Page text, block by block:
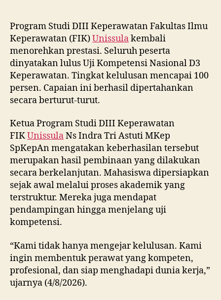
Program Studi DIII Keperawatan Fakultas Ilmu
Keperawatan (FIK)Unissulakembali
menorehkan prestasi. Seluruh peserta
dinyatakan lulus Uji Kompetensi Nasional D3
Keperawatan. Tingkat kelulusan mencapai 100
persen. Capaian ini berhasil dipertahankan
secara berturut-turut.
Ketua Program Studi DIII Keperawatan
FIKUnissulaNs Indra Tri Astuti MKep
SpKepAn mengatakan keberhasilan tersebut
merupakan hasil pembinaan yang dilakukan
secara berkelanjutan. Mahasiswa dipersiapkan
sejak awal melalui proses akademik yang
terstruktur. Mereka juga mendapat
pendampingan hingga menjelang uji
kompetensi.
“Kami tidak hanya mengejar kelulusan. Kami
ingin membentuk perawat yang kompeten,
profesional, dan siap menghadapi dunia kerja,”
ujarnya (4/8/2026).